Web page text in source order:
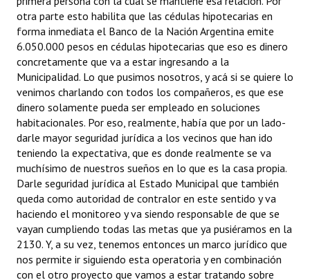
otra parte esto habilita que las cédulas hipotecarias en
forma inmediata el Banco de la Nación Argentina emite
6.050.000 pesos en cédulas hipotecarias que eso es dinero
concretamente que va a estar ingresando a la
Municipalidad. Lo que pusimos nosotros, y acá si se quiere lo
venimos charlando con todos los compañeros, es que ese
dinero solamente pueda ser empleado en soluciones
habitacionales. Por eso, realmente, había que por un lado-
darle mayor seguridad jurídica a los vecinos que han ido
teniendo la expectativa, que es donde realmente se va
muchísimo de nuestros sueños en lo que es la casa propia.
Darle seguridad jurídica al Estado Municipal que también
queda como autoridad de contralor en este sentido y va
haciendo el monitoreo y va siendo responsable de que se
vayan cumpliendo todas las metas que ya pusiéramos en la
2130. Y, a su vez, tenemos entonces un marco jurídico que
nos permite ir siguiendo esta operatoria y en combinación
con el otro proyecto que vamos a estar tratando sobre